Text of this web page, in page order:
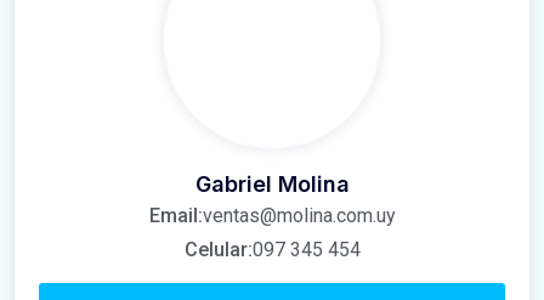
Gabriel Molina
Email:ventas@molina.com.uy
Celular:097 345 454